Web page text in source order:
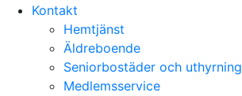
Kontakt
Hemtjänst
Äldreboende
Seniorbostäder och uthyrning
Medlemsservice